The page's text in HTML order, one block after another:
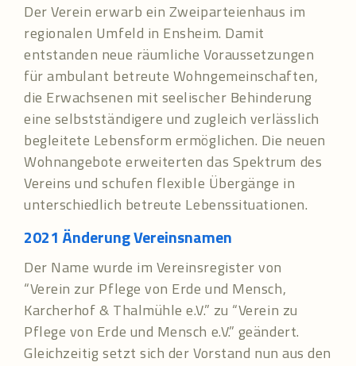
Der Verein erwarb ein Zweiparteienhaus im
regionalen Umfeld in Ensheim. Damit
entstanden neue räumliche Voraussetzungen
für ambulant betreute Wohngemeinschaften,
die Erwachsenen mit seelischer Behinderung
eine selbstständigere und zugleich verlässlich
begleitete Lebensform ermöglichen. Die neuen
Wohnangebote erweiterten das Spektrum des
Vereins und schufen flexible Übergänge in
unterschiedlich betreute Lebenssituationen.
2021 Änderung Vereinsnamen
Der Name wurde im Vereinsregister von
“Verein zur Pflege von Erde und Mensch,
Karcherhof & Thalmühle e.V.” zu “Verein zu
Pflege von Erde und Mensch e.V.” geändert.
Gleichzeitig setzt sich der Vorstand nun aus den